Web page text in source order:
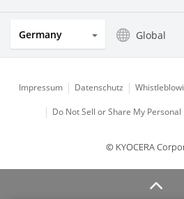
Küchenprodukte
Germany Global
Impressum Datenschutz
Do Not Sell or Share My
© KYOCERA